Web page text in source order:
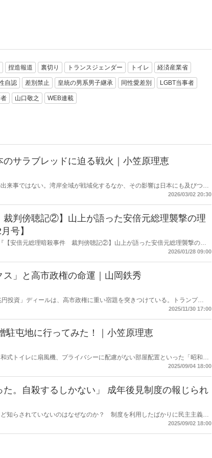
捏造報道 裏切り トランスジェンダー トイレ 経済産業省
自認 差別禁止 皇統の男系男子継承 同性愛差別 LGBT当事者
山口敬之 WEB連載
サラブレッドに迫る戦火｜小笠原理恵
来事ではない。湾岸全域が戦域化するなか、その影響は日本にも及びつつ
騰については多く報じられているが、見落とされがちな問題がある。邦人
2026/03/02 20:30
判傍聴記②】山上が語った安倍元総理襲撃の理
号】
【安倍元総理暗殺事件 裁判傍聴記②】山上が語った安倍元総理襲撃の理
2026/01/28 09:00
」と高市政権の命運｜山岡鉄秀
投資」ディールは、高市政権に重い宿題を突きつけている。トランプ
るのか──命運は、このパラドックスをどう反転できるかにかかっている。
2025/11/30 17:00
駐屯地に行ってみた！｜小笠原理恵
式トイレに扇風機、プライバシーに配慮がない部屋配置といった「昭和ス
だが今、そのイメージは大きく変わろうとしている。兵庫県伊丹市にある
2025/09/04 18:00
。自殺するしかない」 成年後見制度の報じられ
知らされていないのはなぜなのか？ 制度を利用したばかりに民主主義国
け、苦しんでいる人が大勢いる。法制審議会は成年後見制度の見直しに向
2025/09/02 18:00